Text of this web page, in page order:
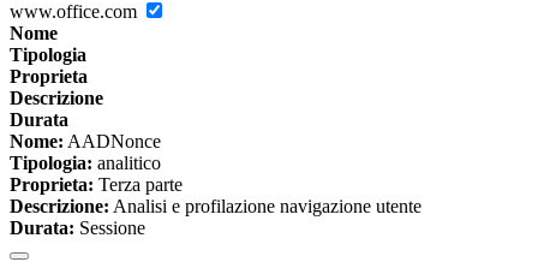
www.office.com
Nome
Tipologia
Proprieta
Descrizione
Durata
Nome: AADNonce
Tipologia: analitico
Proprieta: Terza parte
Descrizione: Analisi e profilazione navigazione utente
Durata: Sessione